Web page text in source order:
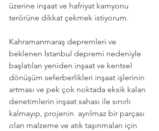
üzerine inşaat ve hafriyat kamyonu
terörüne dikkat çekmek istiyorum.
Kahramanmaraş depremleri ve
beklenen İstanbul depremi nedeniyle
başlatılan yeniden inşaat ve kentsel
dönüşüm seferberlikleri inşaat işlerinin
artması ve pek çok noktada eksik kalan
denetimlerin inşaat sahası ile sınırlı
kalmayıp, projenin  ayrılmaz bir parçası
olan malzeme ve atık taşınmaları için